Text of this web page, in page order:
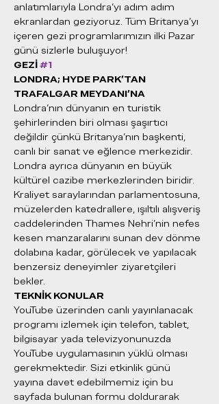
anlatımlarıyla Londra'yı adım adım
ekranlardan geziyoruz. Tüm Britanya'yı
içeren gezi programlarımızın ilki Pazar
günü sizlerle buluşuyor!
GEZİ #1
LONDRA; HYDE PARK'TAN
TRAFALGAR MEYDANI'NA
Londra'nın dünyanın en turistik
şehirlerinden biri olması şaşırtıcı
değildir çünkü Britanya'nın başkenti,
canlı bir sanat ve eğlence merkezidir.
Londra ayrıca dünyanın en büyük
kültürel cazibe merkezlerinden biridir.
Kraliyet saraylarından parlamentosuna,
müzelerden katedrallere, ışıltılı alışveriş
caddelerinden Thames Nehri'nin nefes
kesen manzaralarını sunan dev dönme
dolabına kadar, görülecek ve yapılacak
benzersiz deneyimler ziyaretçileri
bekler.
TEKNİK KONULAR
YouTube üzerinden canlı yayınlanacak
programı izlemek için telefon, tablet,
bilgisayar yada televizyonunuzda
YouTube uygulamasının yüklü olması
gerekmektedir. Sizi etkinlik günü
yayına davet edebilmemiz için bu
sayfada bulunan formu doldurarak